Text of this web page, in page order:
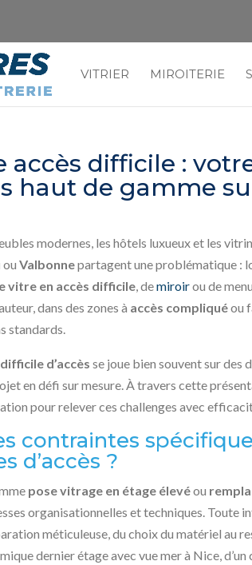
VITRIER MIROITERIE
accès difficile :
haut de gamme
modernes, les hôtels luxueux et les
ouValbonnepartagent une problématique :
vitre en accès difficile, demiroirou de
dans des zones à accès compliquéou
standards.
d’accès se joue bien souvent sur des
en défi sur mesure. À travers cette
pour relever ces challenges avec
contraintes
d’accès ?
pose vitrage en étage élevéou
organisationnelles et techniques. Toute
méticuleuse, du choix du matériel au
dernier étage avec vue mer à Nice,